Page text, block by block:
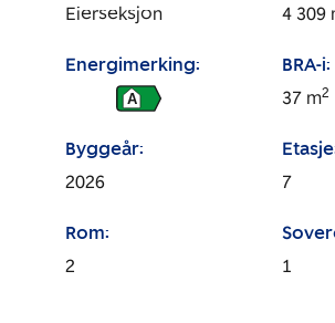
Eierseksjon
4 309
Energimerking:
A
BRA-i:
37 m2
Byggeår:
2026
7
Rom:
2
1